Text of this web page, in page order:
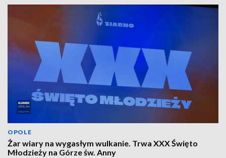
OPOLE
Żar wiary na wygasłym wulkanie. Trwa XXX Święto
Młodzieży na Górze św. Anny